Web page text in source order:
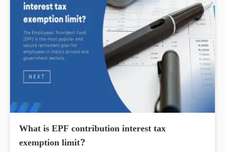
What is EPF contribution interest tax
exemption limit?